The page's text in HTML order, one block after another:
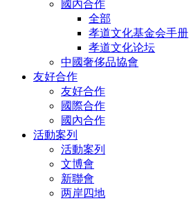
國內合作
全部
孝道文化基金会手册
孝道文化论坛
中國奢侈品協會
友好合作
友好合作
國際合作
國內合作
活動案列
活動案列
文博會
新聯會
两岸四地